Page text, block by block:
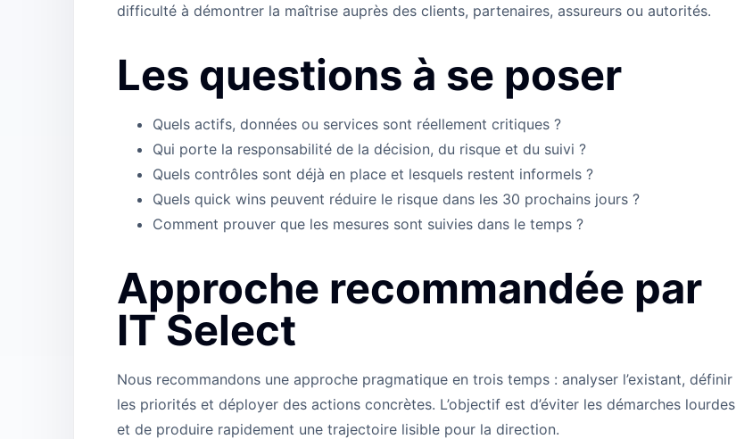
difficulté à démontrer la maîtrise auprès des clients, partenaires, assureurs ou autorités.
Les questions à se poser
Quels actifs, données ou services sont réellement critiques ?
Qui porte la responsabilité de la décision, du risque et du suivi ?
Quels contrôles sont déjà en place et lesquels restent informels ?
Quels quick wins peuvent réduire le risque dans les 30 prochains jours ?
Comment prouver que les mesures sont suivies dans le temps ?
Approche recommandée par
IT Select
Nous recommandons une approche pragmatique en trois temps : analyser l’existant, définir
les priorités et déployer des actions concrètes. L’objectif est d’éviter les démarches lourdes
et de produire rapidement une trajectoire lisible pour la direction.